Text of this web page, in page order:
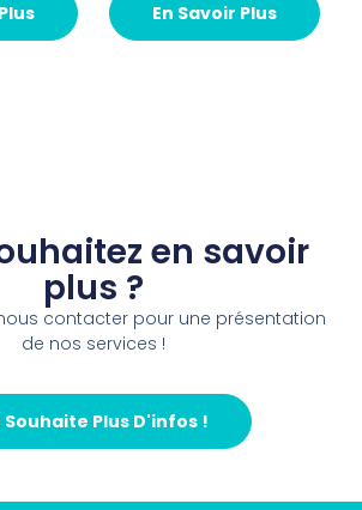
En Savoir Plus
en savoir
plus ?
contacter pour une présentation
de nos services !
Souhaite Plus D'infos !